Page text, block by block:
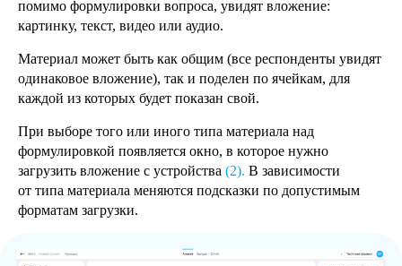
помимо формулировки вопроса, увидят вложение:
картинку, текст, видео или аудио.
Материал может быть как общим (все респонденты увидят
одинаковое вложение), так и поделен по ячейкам, для
каждой из которых будет показан свой.
При выборе того или иного типа материала над
формулировкой появляется окно, в которое нужно
загрузить вложение с устройства (2). В зависимости
от типа материала меняются подсказки по допустимым
форматам загрузки.
Решения
работает
Кейсы
Помощь
Как
начать
Настройка
решений
Целевая
аудитория
условия
Контакты
Правовая
информация
2026 © Все права защищены.
Политика конфиденциальности